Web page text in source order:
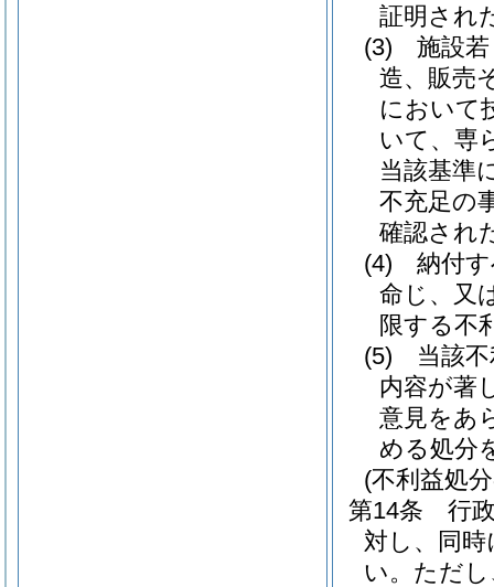
証明され
(3)
施設
造、販売
において
いて、専
当該基準
不充足の
確認され
(4)
納付
命じ、又
限する不
(5)
当該
内容が著
意見をあ
める処分
(不利益処
第14条
行
対し、同
い。 ただ